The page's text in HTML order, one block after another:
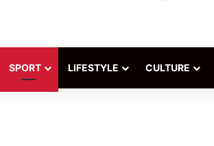
SPORT LIFESTYLE CULTURE